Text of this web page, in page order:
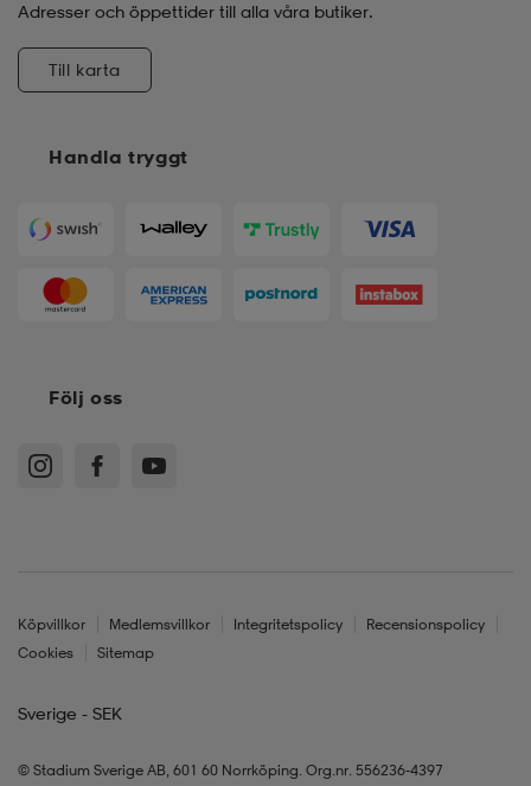
Handla tryggt
Adresser och öppettider till alla våra butiker.
Till karta
Följ oss
Köpvillkor Medlemsvillkor Integritetspolicy
Recensionspolicy
Cookies
Sitemap
Sverige - SEK
© Stadium Sverige AB, 601 60 Norrköping. Org.nr. 556236-4397